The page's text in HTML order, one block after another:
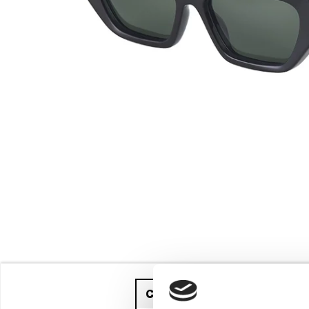
Compra ahora